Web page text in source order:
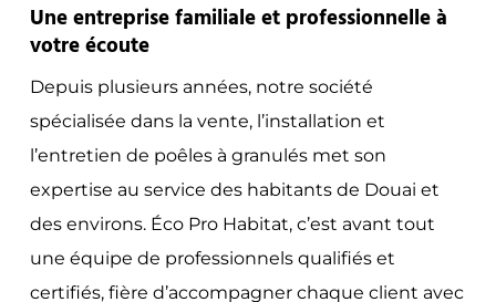
Une entreprise familiale et professionnelle à
votre écoute
Depuis plusieurs années, notre société
spécialisée dans la vente, l’installation et
l’entretien de poêles à granulés met son
expertise au service des habitants de Douai et
des environs. Éco Pro Habitat, c’est avant tout
une équipe de professionnels qualifiés et
certifiés, fière d’accompagner chaque client avec